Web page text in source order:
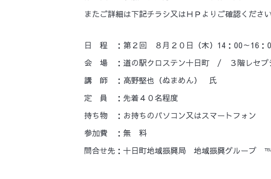
またご詳細は下記チラシ又はＨＰよりご確認ください
日 程 ：第２回 ８月２０日（木）14：00～16：
会 場 ：道の駅クロステン十日町 / ３階レセプ
講 師 ：高野堅也（ぬまめん） 氏
定 員 ：先着４０名程度
持ち物 ：お持ちのパソコン又はスマートフォン
参加費 ：無 料
問合せ先：十日町地域振興局 地域振興グループ